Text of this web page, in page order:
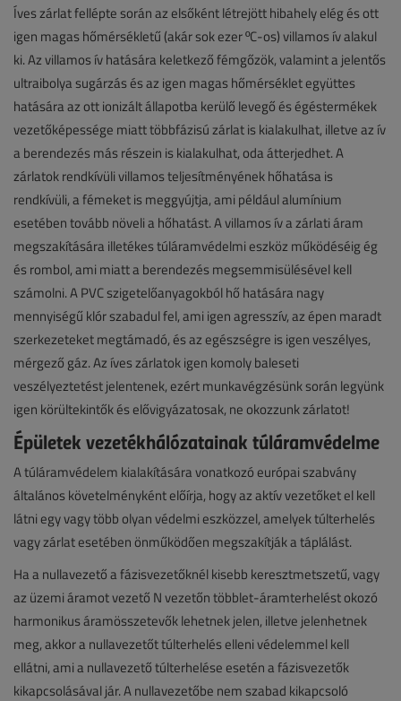
Íves zárlat fellépte során az elsőként létrejött hibahely elég és ott
igen magas hőmérsékletű (akár sok ezer ºC-os) villamos ív alakul
ki. Az villamos ív hatására keletkező fémgőzök, valamint a jelentős
ultraibolya sugárzás és az igen magas hőmérséklet együttes
hatására az ott ionizált állapotba kerülő levegő és égéstermékek
vezetőképessége miatt többfázisú zárlat is kialakulhat, illetve az ív
a berendezés más részein is kialakulhat, oda átterjedhet. A
zárlatok rendkívüli villamos teljesítményének hőhatása is
rendkívüli, a fémeket is meggyújtja, ami például alumínium
esetében tovább növeli a hőhatást. A villamos ív a zárlati áram
megszakítására illetékes túláramvédelmi eszköz működéséig ég
és rombol, ami miatt a berendezés megsemmisülésével kell
számolni. A PVC szigetelőanyagokból hő hatására nagy
mennyiségű klór szabadul fel, ami igen agresszív, az épen maradt
szerkezeteket megtámadó, és az egészségre is igen veszélyes,
mérgező gáz. Az íves zárlatok igen komoly baleseti
veszélyeztetést jelentenek, ezért munkavégzésünk során legyünk
igen körültekintők és elővigyázatosak, ne okozzunk zárlatot!
Épületek vezetékhálózatainak túláramvédelme
A túláramvédelem kialakítására vonatkozó európai szabvány
általános követelményként előírja, hogy az aktív vezetőket el kell
látni egy vagy több olyan védelmi eszközzel, amelyek túlterhelés
vagy zárlat esetében önműködően megszakítják a táplálást.
Ha a nullavezető a fázisvezetőknél kisebb keresztmetszetű, vagy
az üzemi áramot vezető N vezetőn többlet-áramterhelést okozó
harmonikus áramösszetevők lehetnek jelen, illetve jelenhetnek
meg, akkor a nullavezetőt túlterhelés elleni védelemmel kell
ellátni, ami a nullavezető túlterhelése esetén a fázisvezetők
kikapcsolásával jár. A nullavezetőbe nem szabad kikapcsoló